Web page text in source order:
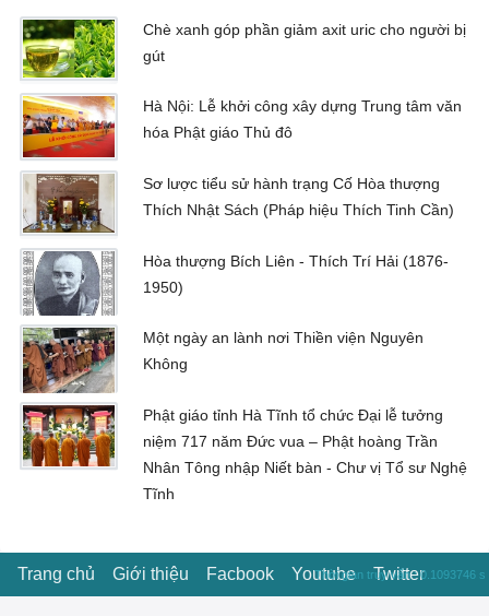
Chè xanh góp phần giảm axit uric cho người bị
gút
Hà Nội: Lễ khởi công xây dựng Trung tâm văn
hóa Phật giáo Thủ đô
Sơ lược tiểu sử hành trạng Cố Hòa thượng
Thích Nhật Sách (Pháp hiệu Thích Tinh Cần)
Hòa thượng Bích Liên - Thích Trí Hải (1876-
1950)
Một ngày an lành nơi Thiền viện Nguyên
Không
Phật giáo tỉnh Hà Tĩnh tổ chức Đại lễ tưởng
niệm 717 năm Đức vua – Phật hoàng Trần
Nhân Tông nhập Niết bàn - Chư vị Tổ sư Nghệ
Tĩnh
Trang chủ Giới thiệu Facbook Youtube Twitter
Thời gian truy vấn : 0.1093746 s